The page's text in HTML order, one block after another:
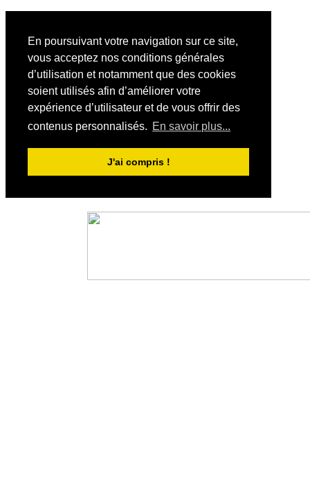
En poursuivant votre navigation sur ce site,
vous acceptez nos conditions générales
d’utilisation et notamment que des cookies
soient utilisés afin d’améliorer votre
expérience d’utilisateur et de vous offrir des
contenus personnalisés. En savoir plus...
J'ai compris !